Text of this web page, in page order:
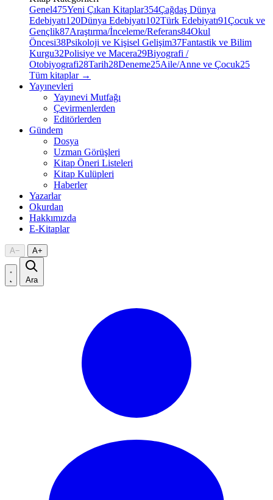
Genel475Yeni Çıkan Kitaplar354Çağdaş Dünya
Edebiyatı120Dünya Edebiyatı102Türk Edebiyatı91Çocuk ve
Gençlik87Araştırma/İnceleme/Referans84Okul
Öncesi38Psikoloji ve Kişisel Gelişim37Fantastik ve Bilim
Kurgu32Polisiye ve Macera29Biyografi /
Otobiyografi28Tarih28Deneme25Aile/Anne ve Çocuk25
Tüm kitaplar →
Yayınevleri
Yayınevi Mutfağı
Çevirmenlerden
Editörlerden
Gündem
Dosya
Uzman Görüşleri
Kitap Öneri Listeleri
Kitap Kulüpleri
Haberler
Yazarlar
Okurdan
Hakkımızda
E-Kitaplar
A− A+
Ara